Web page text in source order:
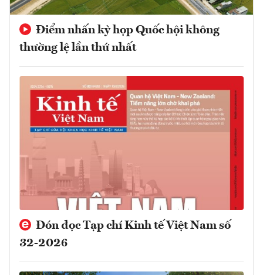
Điểm nhấn kỳ họp Quốc hội không
thường lệ lần thứ nhất
Đón đọc Tạp chí Kinh tế Việt Nam số
32-2026